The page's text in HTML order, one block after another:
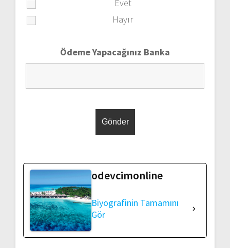
Evet
Hayır
Ödeme Yapacağınız Banka
odevcimonline
Biyografinin Tamamını
Gör